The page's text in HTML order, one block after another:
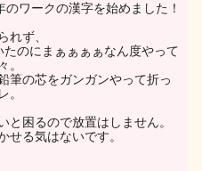
ワークの漢字を始めました！
れず、
のにまぁぁぁぁなん度やって
。
筆の芯をガンガンやって折っ
。
と困るので放置はしません。
せる気はないです。